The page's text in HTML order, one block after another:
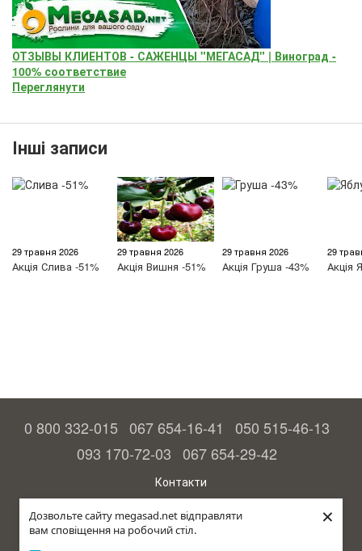
Дозвольте сайту megasad.net відправляти
вам сповіщення на робочий стіл.
×
ОТЗЫВЫ КЛИЕНТОВ - САЖЕНЦЫ "МЕГАСАД" | Виноград -
100% соответствие
Переглянути
Інші записи
29 травня 2026
Акція Слива -51%
29 травня 2026
Акція Вишня -51%
29 травня 2026
Акція Груша -43%
29
Акція
0 800 332-015 067 654-16-41
050 515-46-13
093 170-72-03 067 654-29-42
Контакти
Повна версія сайту
© 2015—2026